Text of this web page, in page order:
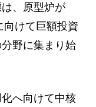
、原型炉が
向けて巨額投資
野に集まり始
へ向けて中核